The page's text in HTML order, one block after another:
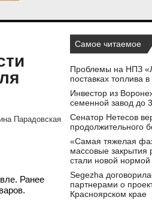
Парадовская
Ранее
Самое читаемое
Проблемы на НПЗ
поставках топлива
Инвестор из
семенной завод до
Сенатор Нетесов
продолжительного
«Самая тяжелая
массовые закрытия
стали новой нормой
Segezha
партнерами о
Красноярском крае